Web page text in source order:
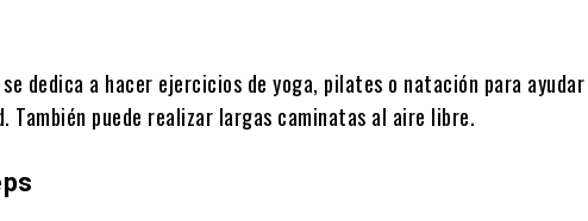
dedica a hacer ejercicios de yoga, pilates o natación para
También puede realizar largas caminatas al aire libre.